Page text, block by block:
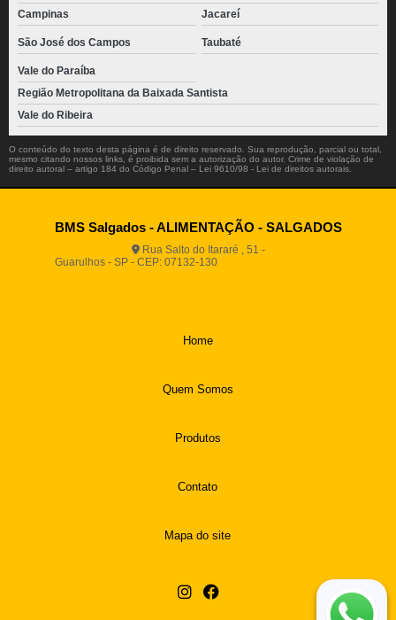
Campinas
Jacareí
São José dos Campos Taubaté
Vale do Paraíba
Região Metropolitana da Baixada Santista
Vale do Ribeira
O conteúdo do texto desta página é de direito reservado. Sua reprodução, parcial ou total,
mesmo citando nossos links, é proibida sem a autorização do autor. Crime de violação de
direito autoral – artigo 184 do Código Penal – Lei 9610/98 - Lei de direitos autorais
BMS Salgados - ALIMENTAÇÃO - SALGADOS
Rua Salto do Itararé , 51 -
Guarulhos - SP - CEP: 07132-130
Home
Quem Somos
Produtos
Contato
Mapa do site